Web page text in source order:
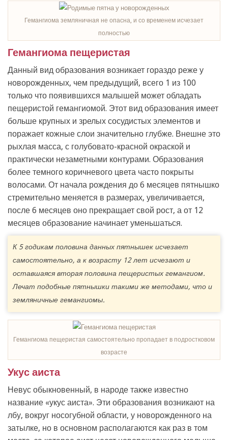
Гемангиома земляничная не опасна, и со временем исчезает
полностью
Гемангиома пещеристая
Данный вид образования возникает гораздо реже у
новорожденных, чем предыдущий, всего 1 из 100
только что появившихся малышей может обладать
пещеристой гемангиомой. Этот вид образования имеет
больше крупных и зрелых сосудистых элементов и
поражает кожные слои значительно глубже. Внешне это
рыхлая масса, с голубовато-красной окраской и
практически незаметными контурами. Образования
более темного коричневого цвета часто покрыты
волосами. От начала рождения до 6 месяцев пятнышко
стремительно меняется в размерах, увеличивается,
после 6 месяцев оно прекращает свой рост, а от 12
месяцев образование начинает уменьшаться.
К 5 годикам половина данных пятнышек исчезает
самостоятельно, а к возрасту 12 лет исчезают и
оставшаяся вторая половина пещеристых гемангиом.
Лечат подобные пятнышки такими же методами, что и
земляничные гемангиомы.
Гемангиома пещеристая самостоятельно пропадает в подростковом
возрасте
Укус аиста
Невус обыкновенный, в народе также известно
название «укус аиста». Эти образования возникают на
лбу, вокруг носогубной области, у новорожденного на
затылке, но в основном располагаются как раз в том